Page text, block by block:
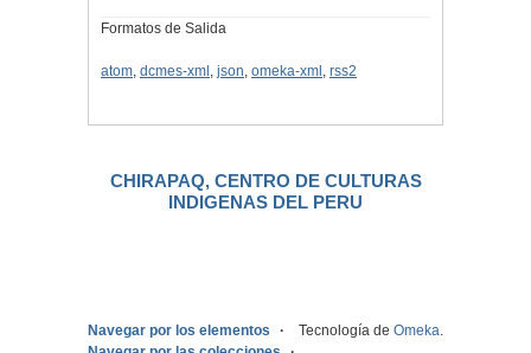
Formatos de Salida
atom, dcmes-xml , json, omeka-xml , rss2
CHIRAPAQ, CENTRO DE CULTURAS
INDIGENAS DEL PERU
Navegar por los elementos
Tecnología de Omeka.